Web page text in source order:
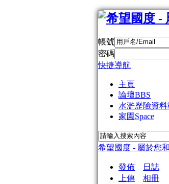
帳號
密碼
快捷導航
主頁
論壇BBS
水滸歷險資料
家園 Space
希望國度 - 屬於您
發佈
日誌
上傳
相冊